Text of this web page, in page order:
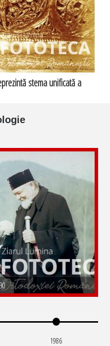
stema unificată a
1986